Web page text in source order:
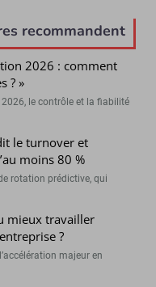
recommandent
2026 : comment
? »
2026, le contrôle et la fiabilité
le turnover et
moins 80 %
rotation prédictive, qui
mieux travailler
?
majeur en